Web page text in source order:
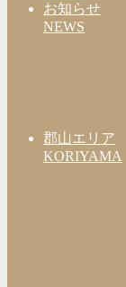
お知らせ
NEWS
郡山エリア
KORIYAMA